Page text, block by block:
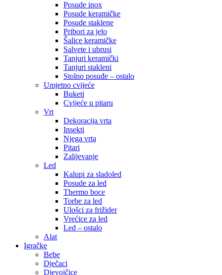
Posude inox
Posude keramičke
Posude staklene
Pribori za jelo
Šalice keramičke
Salvete i ubrusi
Tanjuri keramički
Tanjuri stakleni
Stolno posuđe – ostalo
Umjetno cvijeće
Buketi
Cvijeće u pitaru
Vrt
Dekoracija vrta
Insekti
Njega vrta
Pitari
Zalijevanje
Led
Kalupi za sladoled
Posude za led
Thermo boce
Torbe za led
Ulošci za frižider
Vrećice za led
Led – ostalo
Alat
Igračke
Bebe
Dječaci
Djevojčice